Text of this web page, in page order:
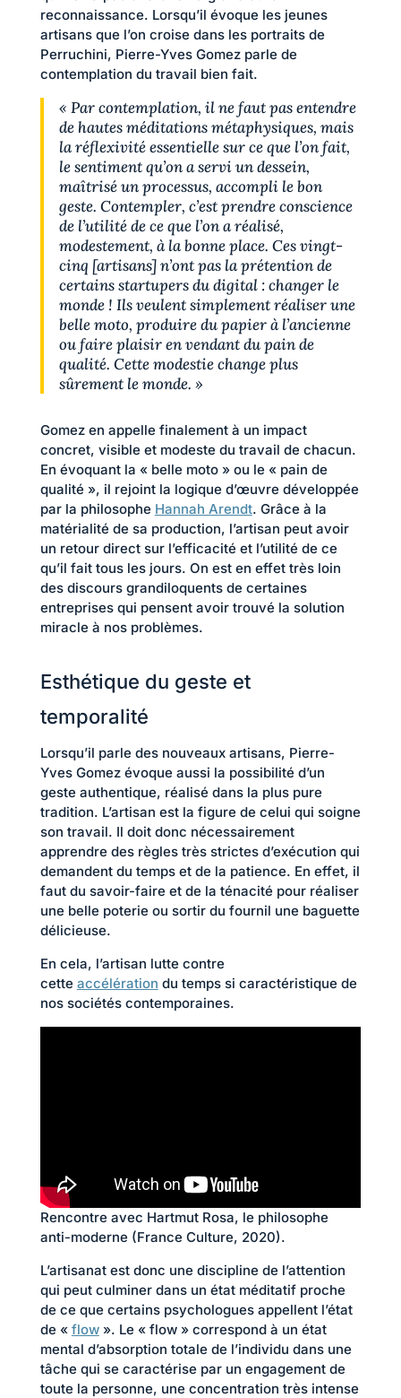
reconnaissance. Lorsqu’il évoque les jeunes
artisans que l’on croise dans les portraits de
Perruchini, Pierre-Yves Gomez parle de
contemplation du travail bien fait.
« Par contemplation, il ne faut pas entendre
de hautes méditations métaphysiques, mais
la réflexivité essentielle sur ce que l’on fait,
le sentiment qu’on a servi un dessein,
maîtrisé un processus, accompli le bon
geste. Contempler, c’est prendre conscience
de l’utilité de ce que l’on a réalisé,
modestement, à la bonne place. Ces vingt-
cinq [artisans] n’ont pas la prétention de
certains startupers du digital : changer le
monde ! Ils veulent simplement réaliser une
belle moto, produire du papier à l’ancienne
ou faire plaisir en vendant du pain de
qualité. Cette modestie change plus
sûrement le monde. »
Gomez en appelle finalement à un impact
concret, visible et modeste du travail de chacun.
En évoquant la « belle moto » ou le « pain de
qualité », il rejoint la logique d’œuvre développée
par la philosophe Hannah Arendt. Grâce à la
matérialité de sa production, l’artisan peut avoir
un retour direct sur l’efficacité et l’utilité de ce
qu’il fait tous les jours. On est en effet très loin
des discours grandiloquents de certaines
entreprises qui pensent avoir trouvé la solution
miracle à nos problèmes.
Esthétique du geste et
temporalité
Lorsqu’il parle des nouveaux artisans, Pierre-
Yves Gomez évoque aussi la possibilité d’un
geste authentique, réalisé dans la plus pure
tradition. L’artisan est la figure de celui qui soigne
son travail. Il doit donc nécessairement
apprendre des règles très strictes d’exécution qui
demandent du temps et de la patience. En effet, il
faut du savoir-faire et de la ténacité pour réaliser
une belle poterie ou sortir du fournil une baguette
délicieuse.
En cela, l’artisan lutte contre
cette accélération du temps si caractéristique de
nos sociétés contemporaines.
Rencontre avec Hartmut Rosa, le philosophe
anti-moderne (France Culture, 2020).
L’artisanat est donc une discipline de l’attention
qui peut culminer dans un état méditatif proche
de ce que certains psychologues appellent l’état
de « flow». Le « flow » correspond à un état
mental d’absorption totale de l’individu dans une
tâche qui se caractérise par un engagement de
toute la personne, une concentration très intense